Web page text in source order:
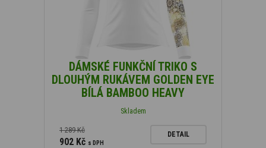
DÁMSKÉ FUNKČNÍ TRIKO S
DLOUHÝM RUKÁVEM GOLDEN EYE
BÍLÁ BAMBOO HEAVY
Skladem
1 289 Kč
902 Kč s DPH
DETAIL